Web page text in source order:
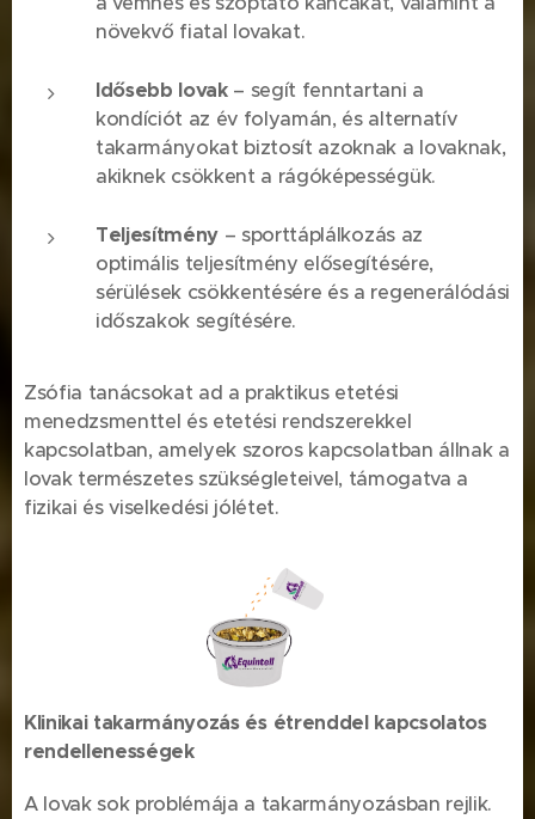
növekvő fiatal lovakat.
Idősebb lovak– segít fenntartani a
kondíciót az év folyamán, és alternatív
takarmányokat biztosít azoknak a lovaknak,
akiknek csökkent a rágóképességük.
Teljesítmény – sporttáplálkozás az
optimális teljesítmény elősegítésére,
sérülések csökkentésére és a regenerálódási
időszakok segítésére.
Zsófia tanácsokat ad a praktikus etetési
menedzsmenttel és etetési rendszerekkel
kapcsolatban, amelyek szoros kapcsolatban állnak a
lovak természetes szükségleteivel, támogatva a
fizikai és viselkedési jólétet.
Klinikai takarmányozás és étrenddel kapcsolatos
rendellenességek
A lovak sok problémája a takarmányozásban rejlik.